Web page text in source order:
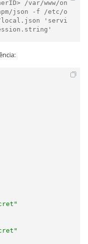
/var/www/on
json -f /etc/o
local.json 'servi